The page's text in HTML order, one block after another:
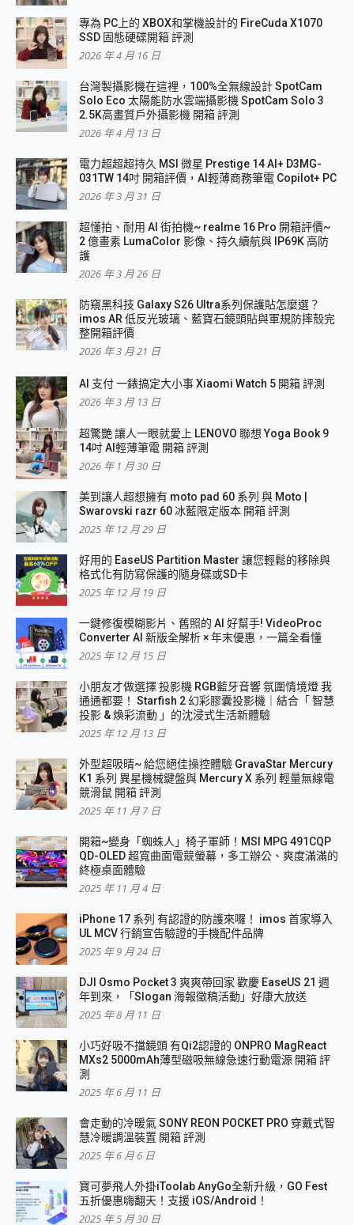
專為 PC上的 XBOX和掌機設計的 FireCuda X1070
SSD 固態硬碟開箱 評測
2026 年 4 月 16 日
台灣製攝影機在這裡，100%全無線設計 SpotCam
Solo Eco 太陽能防水雲端攝影機 SpotCam Solo 3
2.5K高畫質戶外攝影機 開箱 評測
2026 年 4 月 13 日
電力超超超持久 MSI 微星 Prestige 14 AI+ D3MG-
031TW 14吋 開箱評價，AI輕薄商務筆電 Copilot+ PC
2026 年 3 月 31 日
超懂拍、耐用 AI 街拍機~ realme 16 Pro 開箱評價~
2 億畫素 LumaColor 影像、持久續航與 IP69K 高防
護
2026 年 3 月 26 日
防窺黑科技 Galaxy S26 Ultra系列保護貼怎麼選？
imos AR 低反光玻璃、藍寶石鏡頭貼與軍規防摔殼完
整開箱評價
2026 年 3 月 21 日
AI 支付 一錶搞定大小事 Xiaomi Watch 5 開箱 評測
2026 年 3 月 13 日
超驚艷 讓人一眼就愛上 LENOVO 聯想 Yoga Book 9
14吋 AI輕薄筆電 開箱 評測
2026 年 1 月 30 日
美到讓人超想擁有 moto pad 60 系列 與 Moto |
Swarovski razr 60 冰藍限定版本 開箱 評測
2025 年 12 月 29 日
好用的 EaseUS Partition Master 讓您輕鬆的移除與
格式化有防寫保護的隨身碟或SD卡
2025 年 12 月 19 日
一鍵修復模糊影片、舊照的 AI 好幫手! VideoProc
Converter AI 新版全解析 × 年末優惠，一篇全看懂
2025 年 12 月 15 日
小朋友才做選擇 投影機 RGB藍牙音響 氛圍情境燈 我
通通都要！ Starfish 2 幻彩膠囊投影機｜結合「 智慧
投影 & 煥彩流動 」的沈浸式生活新體驗
2025 年 12 月 13 日
外型超吸晴~ 給您絕佳操控體驗 GravaStar Mercury
K1 系列 異星機械鍵盤與 Mercury X 系列 輕量無線電
競滑鼠 開箱 評測
2025 年 11 月 7 日
開箱~變身「蜘蛛人」椅子軍師！MSI MPG 491CQP
QD-OLED 超寬曲面電競螢幕，多工辦公、爽度滿滿的
終極桌面體驗
2025 年 11 月 4 日
iPhone 17 系列 有認證的防護來囉！ imos 首家導入
UL MCV 行銷宣告驗證的手機配件品牌
2025 年 9 月 24 日
DJI Osmo Pocket 3 爽爽帶回家 歡慶 EaseUS 21 週
年到來，「Slogan 海報徵稿活動」好康大放送
2025 年 8 月 11 日
小巧好吸不擋鏡頭 有Qi2認證的 ONPRO MagReact
MXs2 5000mAh薄型磁吸無線急速行動電源 開箱 評
測
2025 年 6 月 11 日
會走動的冷暖氣 SONY REON POCKET PRO 穿戴式智
慧冷暖調溫裝置 開箱 評測
2025 年 6 月 6 日
寶可夢飛人外掛iToolab AnyGo全新升級，GO Fest
五折優惠嗨翻天！支援 iOS/Android！
2025 年 5 月 30 日